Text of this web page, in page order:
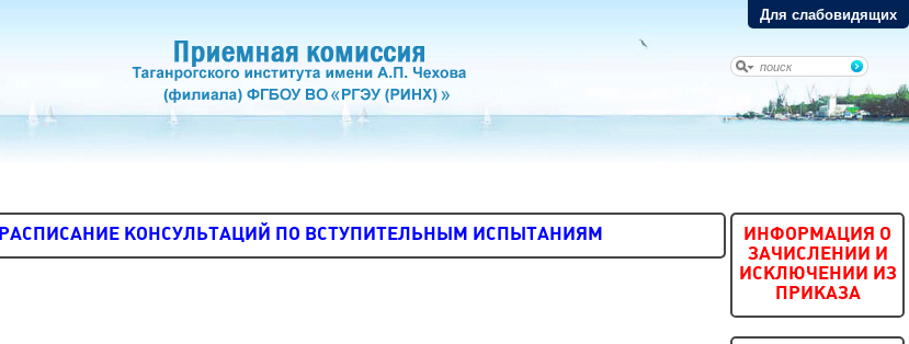
Для слабовидящих
РАСПИСАНИЕ КОНСУЛЬТАЦИЙ ПО ВСТУПИТЕЛЬНЫМ ИСПЫТАНИЯМ
ИНФОРМАЦИЯ О
ЗАЧИСЛЕНИИ И
ИСКЛЮЧЕНИИ ИЗ
ПРИКАЗА